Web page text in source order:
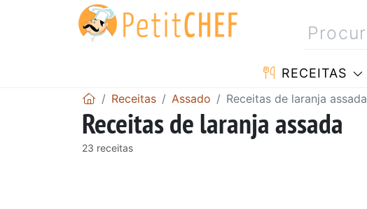
RECEITAS
Receitas Assado Receitas de laranja assada
Receitas de laranja assada
23 receitas